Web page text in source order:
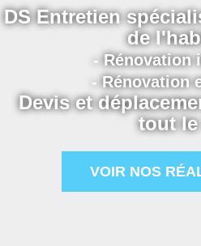
DS Entretien
de
- Rénovation
- Rénovation
Devis et
tout le
VOIR NOS